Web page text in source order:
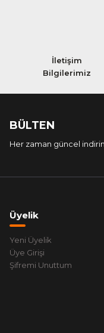
İletişim
Bilgilerimiz
BÜLTEN
Her zaman güncel
Üyelik
Yeni Üyelik
Üye Girişi
Şifremi Unuttum